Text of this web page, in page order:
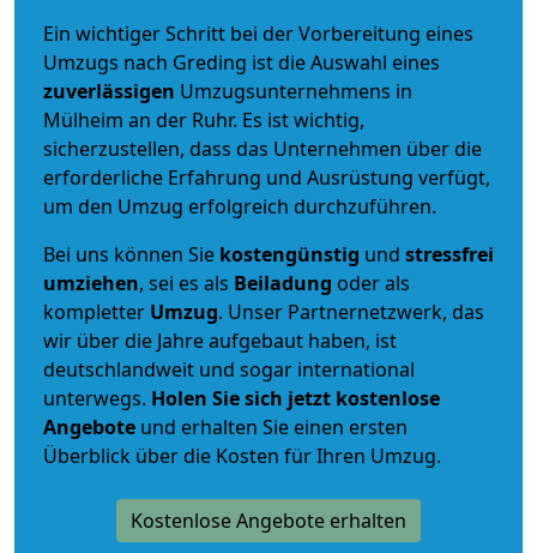
Ein wichtiger Schritt bei der Vorbereitung eines
Umzugs nach Greding ist die Auswahl eines
zuverlässigen Umzugsunternehmens in
Mülheim an der Ruhr. Es ist wichtig,
sicherzustellen, dass das Unternehmen über die
erforderliche Erfahrung und Ausrüstung verfügt,
um den Umzug erfolgreich durchzuführen.
Bei uns können Sie kostengünstig und stressfrei
umziehen, sei es als Beiladung oder als
kompletter Umzug. Unser Partnernetzwerk, das
wir über die Jahre aufgebaut haben, ist
deutschlandweit und sogar international
unterwegs. Holen Sie sich jetzt kostenlose
Angebote und erhalten Sie einen ersten
Überblick über die Kosten für Ihren Umzug.
Kostenlose Angebote erhalten